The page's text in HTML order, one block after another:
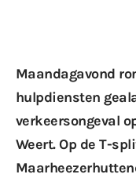
Maandagavond
hulpdiensten
verkeersongeval
Weert. Op de T-